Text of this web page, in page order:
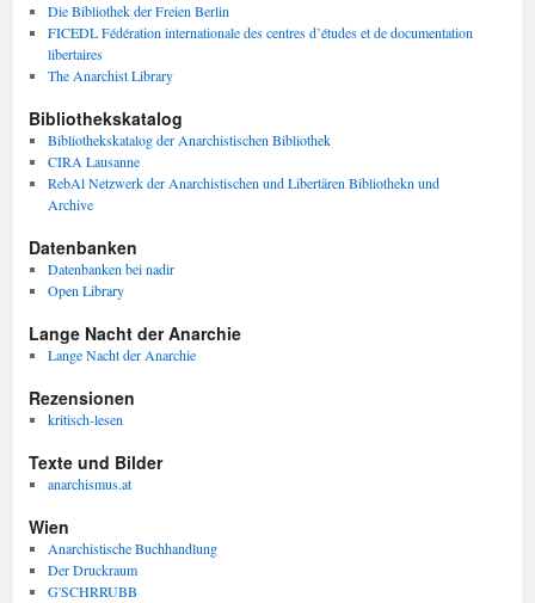
Die Bibliothek der Freien Berlin
FICEDL Fédération internationale des centres d’études et de documentation
libertaires
The Anarchist Library
Bibliothekskatalog
Bibliothekskatalog der Anarchistischen Bibliothek
CIRA Lausanne
RebAl Netzwerk der Anarchistischen und Libertären Bibliothekn und
Archive
Datenbanken
Datenbanken bei nadir
Open Library
Lange Nacht der Anarchie
Lange Nacht der Anarchie
Rezensionen
kritisch-lesen
Texte und Bilder
anarchismus.at
Wien
Anarchistische Buchhandlung
Der Druckraum
G'SCHRRUBB